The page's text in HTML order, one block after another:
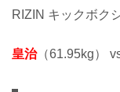
RIZIN キックボク
皇治（61.95kg）